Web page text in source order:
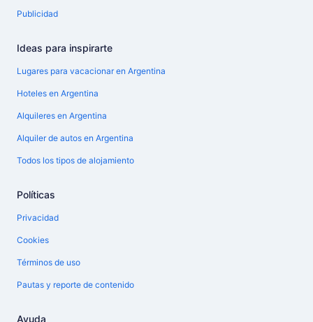
Publicidad
Ideas para inspirarte
Lugares para vacacionar en Argentina
Hoteles en Argentina
Alquileres en Argentina
Alquiler de autos en Argentina
Todos los tipos de alojamiento
Políticas
Privacidad
Cookies
Términos de uso
Pautas y reporte de contenido
Ayuda